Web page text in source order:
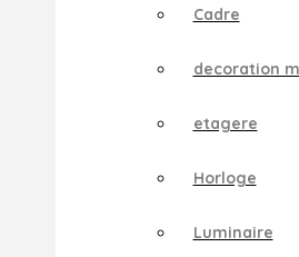
Cadre
decoration
etagere
Horloge
Luminaire